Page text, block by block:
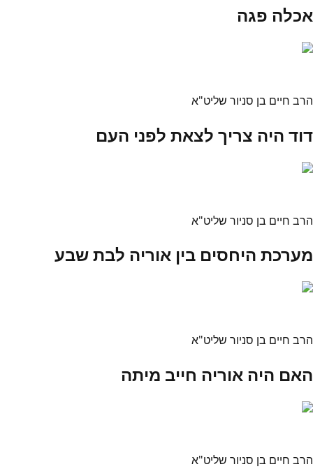
אכלה פגה
הרב חיים בן סניור שליט"א
דוד היה צריך לצאת לפני העם
הרב חיים בן סניור שליט"א
מערכת היחסים בין אוריה לבת שבע
הרב חיים בן סניור שליט"א
האם היה אוריה חייב מיתה
הרב חיים בן סניור שליט"א